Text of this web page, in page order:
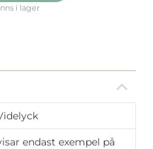
i lager
endast exempel på